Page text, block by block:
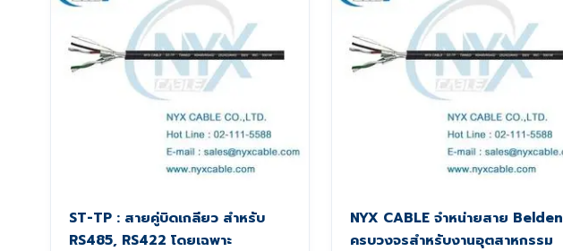
ST-TP : สายคู่บิดเกลียว สำหรับ
RS485, RS422 โดยเฉพาะ
NYX CABLE จำหน่ายสาย Belden
ครบวงจรสำหรับงานอุตสาหกรรม